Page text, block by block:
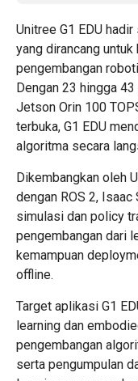
Unitree G1 EDU
yang dirancang
pengembangan
Dengan 23 hingga
Jetson Orin 100
terbuka, G1 EDU
algoritma secara
Dikembangkan oleh
dengan ROS 2,
simulasi dan policy
pengembangan dari
kemampuan
offline.
Target aplikasi G1
learning dan
pengembangan
serta pengumpulan